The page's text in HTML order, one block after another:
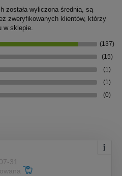
została wyliczona średnia, są
zweryfikowanych klientów, którzy
w sklepie.
(137)
(15)
(1)
(1)
(0)
31